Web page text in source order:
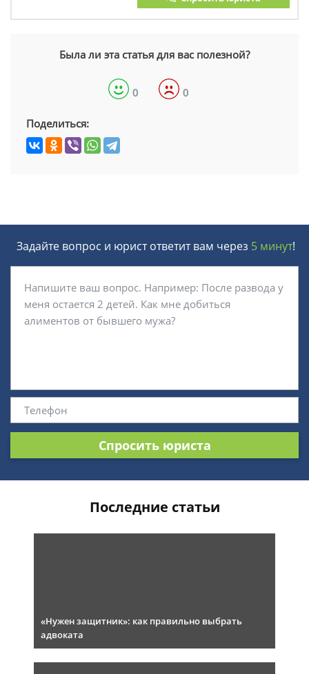
Была ли эта статья для вас полезной?
0 0
Поделиться:
Задайте вопрос и юрист ответит вам через 5 минут!
Спросить юриста
Последние статьи
«Нужен защитник»: как правильно выбрать
адвоката